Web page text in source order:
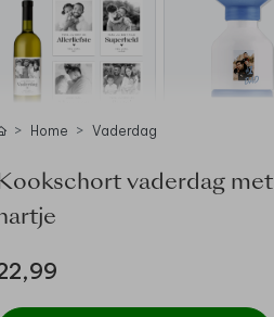
Home Vaderdag
vaderdag